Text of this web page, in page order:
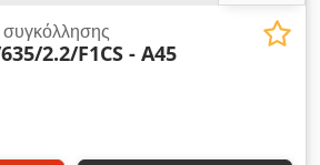
2.2/F1CS - A45